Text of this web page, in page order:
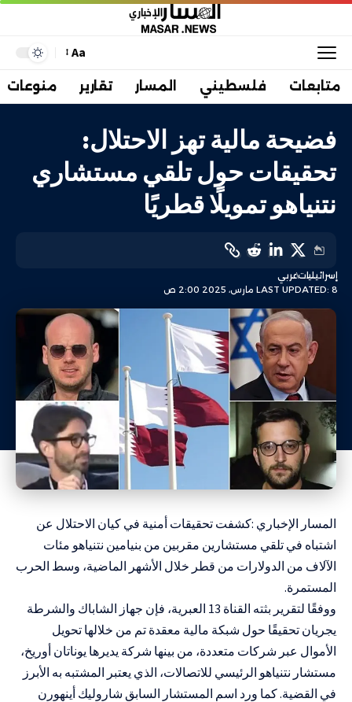
Aa
متابعات فلسطيني المسار تقارير منوعات
فضيحة مالية تهز الاحتلال:
تحقيقات حول تلقي مستشاري
نتنياهو تمويلًا قطريًا
LAST UPDATED: 8 مارس، 2025 2:00 ص
إسرائيلياتعربي
المسار الإخباري :كشفت تحقيقات أمنية في كيان الاحتلال عن
اشتباه في تلقي مستشارين مقربين من بنيامين نتنياهو مئات
الآلاف من الدولارات من قطر خلال الأشهر الماضية، وسط الحرب
المستمرة.
ووفقًا لتقرير بثته القناة 13 العبرية، فإن جهاز الشاباك والشرطة
يجريان تحقيقًا حول شبكة مالية معقدة تم من خلالها تحويل
الأموال عبر شركات متعددة، من بينها شركة يديرها يوناتان أوريخ،
مستشار نتنياهو الرئيسي للاتصالات، الذي يعتبر المشتبه به الأبرز
في القضية. كما ورد اسم المستشار السابق شاروليك أينهورن